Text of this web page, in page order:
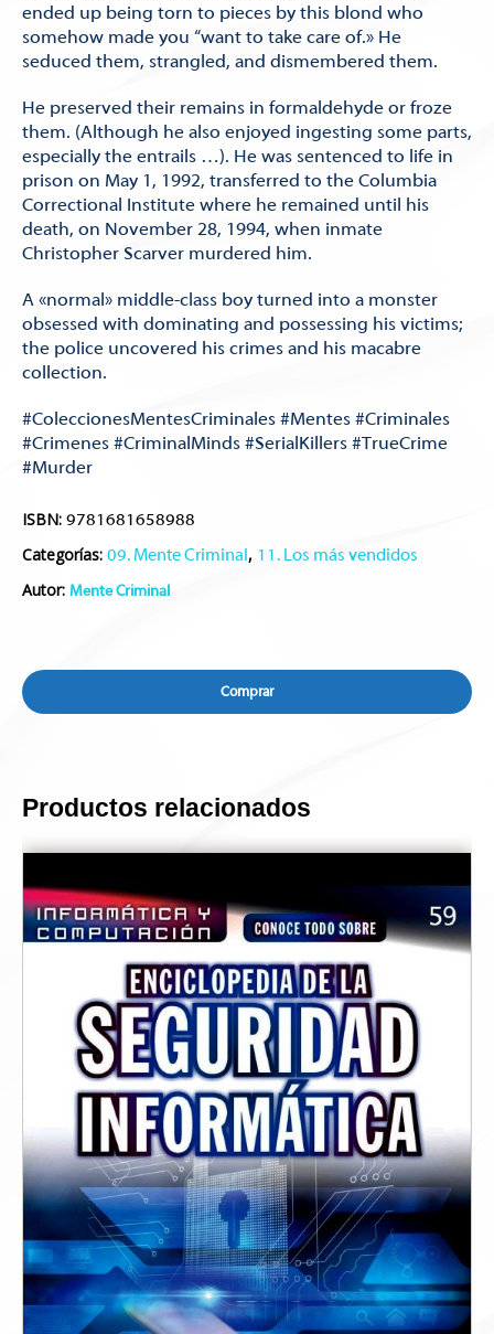
ended up being torn to pieces by this blond who
somehow made you “want to take care of.» He
seduced them, strangled, and dismembered them.
He preserved their remains in formaldehyde or froze
them. (Although he also enjoyed ingesting some parts,
especially the entrails …). He was sentenced to life in
prison on May 1, 1992, transferred to the Columbia
Correctional Institute where he remained until his
death, on November 28, 1994, when inmate
Christopher Scarver murdered him.
A «normal» middle-class boy turned into a monster
obsessed with dominating and possessing his victims;
the police uncovered his crimes and his macabre
collection.
#ColeccionesMentesCriminales #Mentes #Criminales
#Crimenes #CriminalMinds #SerialKillers #TrueCrime
#Murder
ISBN: 9781681658988
Categorías: 09. Mente Criminal, 11. Los más vendidos
Autor: Mente Criminal
Comprar
Productos relacionados